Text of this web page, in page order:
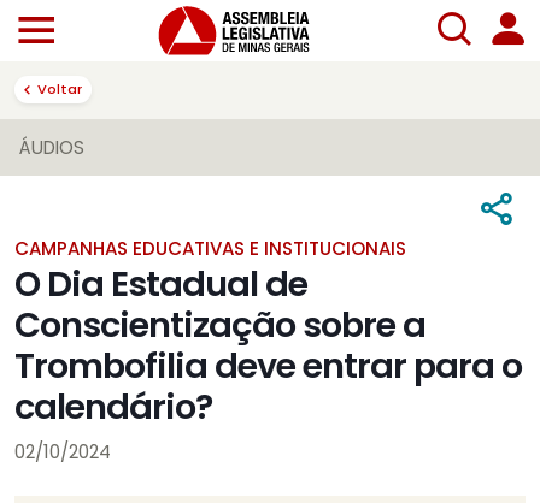
Voltar
ÁUDIOS
CAMPANHAS EDUCATIVAS E INSTITUCIONAIS
O Dia Estadual de
Conscientização sobre a
Trombofilia deve entrar para o
calendário?
02/10/2024